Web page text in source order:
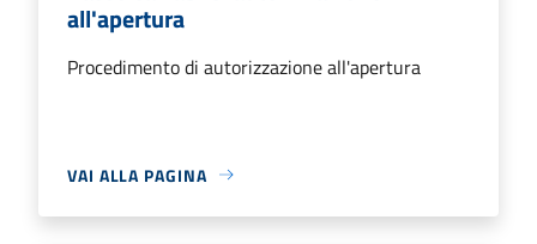
all'apertura
Procedimento di autorizzazione all'apertura
VAI ALLA PAGINA